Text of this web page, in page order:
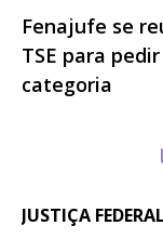
Fenajufe se
TSE para
categoria
JUSTIÇA FEDERAL